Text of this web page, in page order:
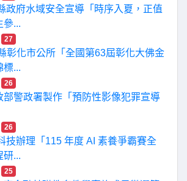
政府水域安全宣導「時序入夏，正值
參...
27
彰化市公所「全國第63屆彰化大佛金
標...
26
部警政署製作「預防性影像犯罪宣導
26
技辦理「115 年度 AI 素養爭霸賽全
研...
25